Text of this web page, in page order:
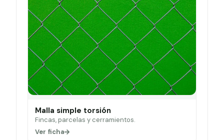
Malla simple torsión
Fincas, parcelas y cerramientos.
Ver ficha